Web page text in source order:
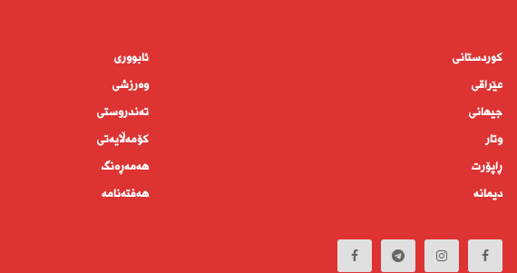
کوردستانى
عێراقی
جیهانى
وتار
ڕاپۆرت
دیمانە
ئابوورى
وەرزشی
تەندروستى
كۆمه‌ڵايه‌تى
هەمەڕەنگ
هەفتەنامە